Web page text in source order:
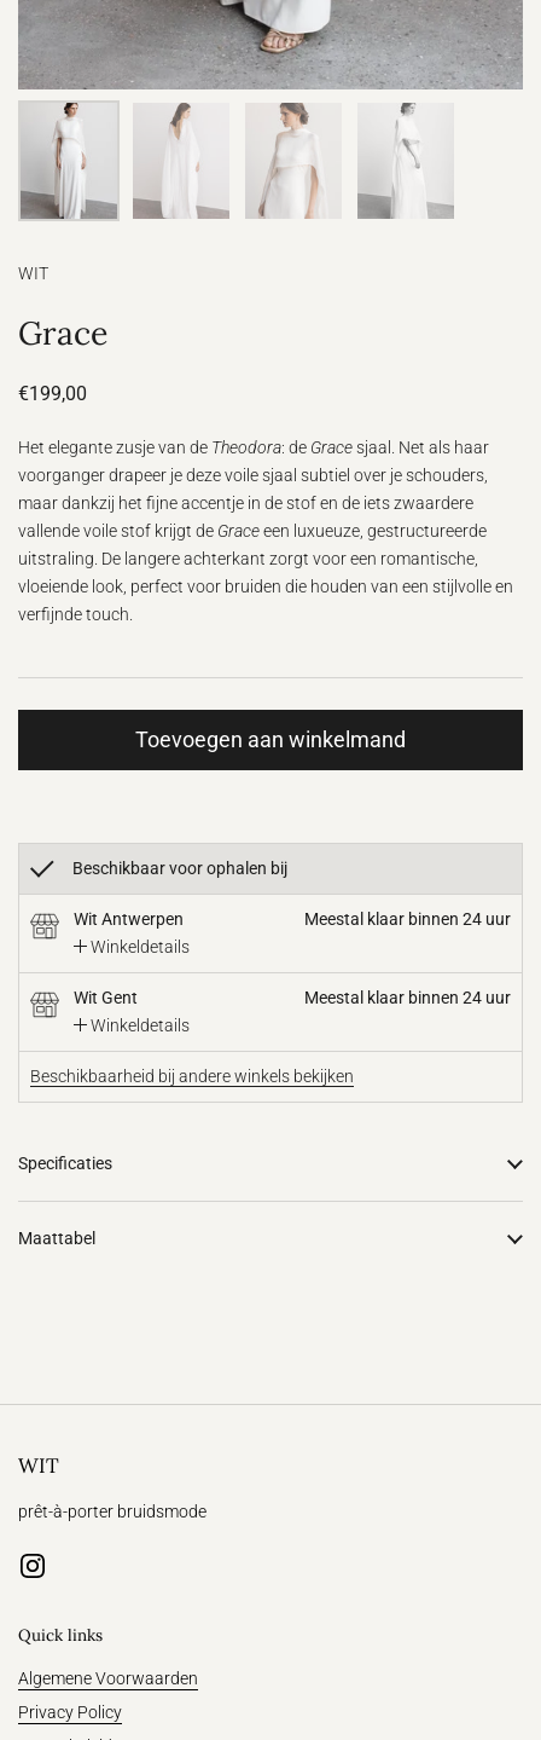
WIT
Grace
€199,00
Het elegante zusje van de Theodora: de Gracesjaal. Net als haar
voorganger drapeer je deze voile sjaal subtiel over je schouders,
maar dankzij het fijne accentje in de stof en de iets zwaardere
vallende voile stof krijgt de Graceeen luxueuze, gestructureerde
uitstraling. De langere achterkant zorgt voor een romantische,
vloeiende look, perfect voor bruiden die houden van een stijlvolle en
verfijnde touch.
Toevoegen aan winkelmand
Beschikbaar voor ophalen bij
Wit Antwerpen
Winkeldetails
Meestal klaar binnen 24 uur
Wit Gent
Winkeldetails
Meestal klaar binnen 24 uur
Beschikbaarheid bij andere winkels bekijken
Specificaties
Maattabel
WIT
prêt-à-porter bruidsmode
Instagram
Quick links
Algemene Voorwaarden
Privacy Policy